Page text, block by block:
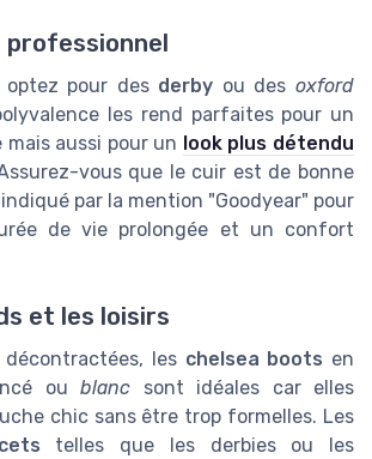
professionnel
optez pour des derby ou desoxford
les rend parfaites pour un
aussi pour un look plus détendu
vous que le cuir est de bonne
par la mention "Goodyear" pour
de vie prolongée et un confort
et les loisirs
les chelsea boots en
ou blanc sont idéales car elles
chic sans être trop formelles. Les
telles que les derbies ou les